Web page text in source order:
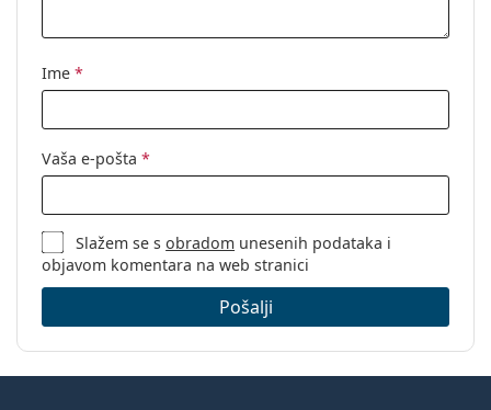
Kategorija:
Dioptrijske naočale
Ime *
Vaša e-pošta *
Slažem se sobradom unesenih podataka i
objavom komentara na web stranici
Pošalji